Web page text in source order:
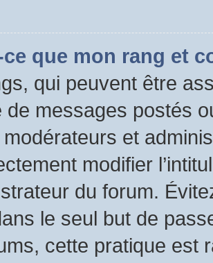
ce que mon rang et
qui peuvent être
de messages postés
et
modifier
du forum.
le seul but de
cette pratique est